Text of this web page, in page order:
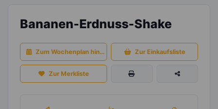
Bananen-Erdnuss-Shake
Zum Wochenplan hinzufügen Zur Einkaufsliste
Zur Merkliste